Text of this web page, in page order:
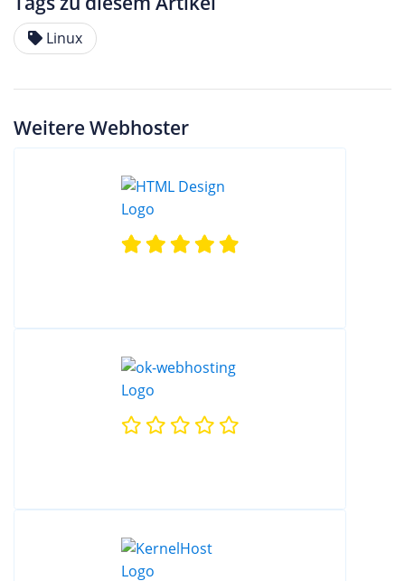
Linux
Weitere Webhoster